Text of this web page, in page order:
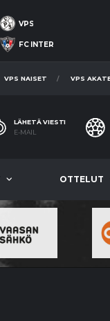
VPS
FC INTER
VPS NAISET VPS
LÄHETÄ VIESTI
E-MAIL
OTTELUT